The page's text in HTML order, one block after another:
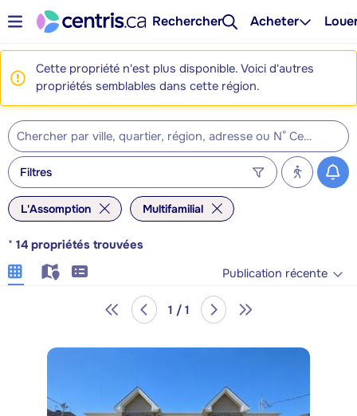
Rechercher Acheter
Cette propriété n'est plus disponible. Voici d'autres
propriétés semblables dans cette région.
Filtres
L'Assomption Multifamilial
* 14 propriétés trouvées
Publication récente
1 / 1